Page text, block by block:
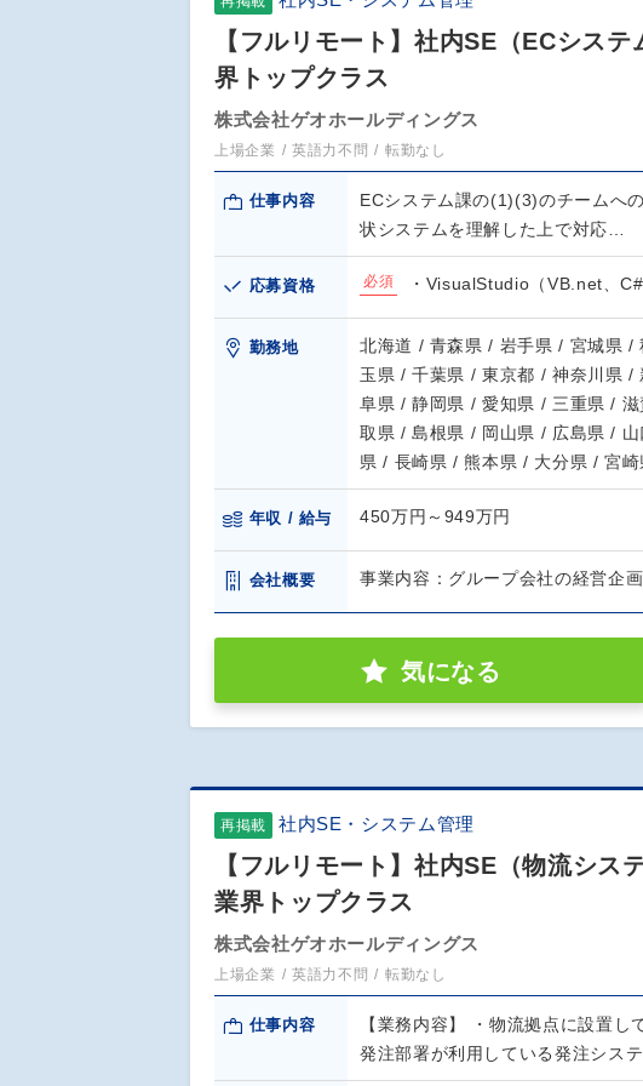
【フルリモート】社内SE（ECシス
界トップクラス
株式会社ゲオホールディングス
上場企業 英語力不問 転勤なし
仕事内容
ECシステム課の(1)(3)のチームへ
状システムを理解した上で対応…
応募資格 必須 ・VisualStudio（VB.net、
勤務地
北海道 / 青森県 / 岩手県 / 宮城県
玉県 / 千葉県 / 東京都 / 神奈川県
阜県 / 静岡県 / 愛知県 / 三重県 /
取県 / 島根県 / 岡山県 / 広島県 /
県 / 長崎県 / 熊本県 / 大分県 / 宮
年収 / 給与 450万円～949万円
会社概要 事業内容：グループ会社の経営企
気になる
再掲載 社内SE・システム管理
【フルリモート】社内SE（物流シ
業界トップクラス
株式会社ゲオホールディングス
上場企業 英語力不問 転勤なし
仕事内容
【業務内容】 ・物流拠点に設置
発注部署が利用している発注シス